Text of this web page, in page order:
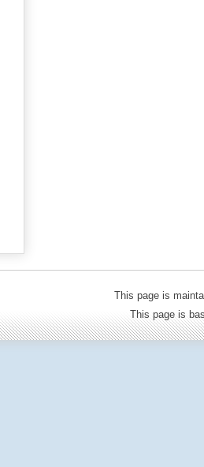
This page is
This page is